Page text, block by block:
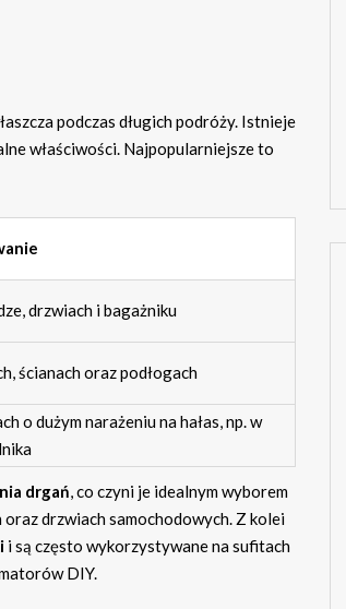
podczas długich podróży. Istnieje
właściwości. Najpopularniejsze to
drzwiach i bagażniku
ścianach oraz podłogach
o dużym narażeniu na hałas, np. w
drgań, co czyni je idealnym wyborem
drzwiach samochodowych. Z kolei
i są często wykorzystywane na sufitach
DIY.